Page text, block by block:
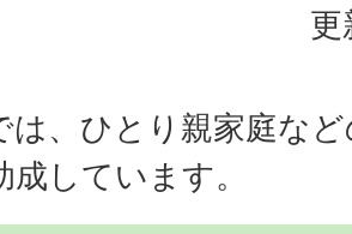
更
は、ひとり親家庭な
しています。